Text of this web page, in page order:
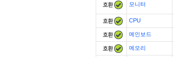
모니터
CPU
메인보드
메모리